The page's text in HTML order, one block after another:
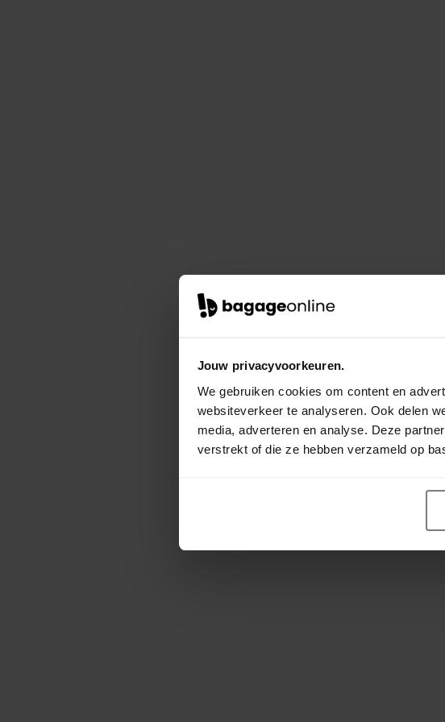
Jouw privacyvoorkeuren.
We gebruiken cookies om content en
websiteverkeer te analyseren. Ook delen
media, adverteren en analyse. Deze
verstrekt of die ze hebben verzameld op